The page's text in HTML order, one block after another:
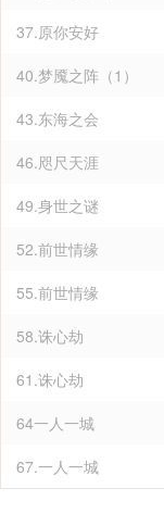
37.原你安好
40.梦魇之阵（1）
43.东海之会
46.咫尺天涯
49.身世之谜
52.前世情缘
55.前世情缘
58.诛心劫
61.诛心劫
64一人一城
67.一人一城